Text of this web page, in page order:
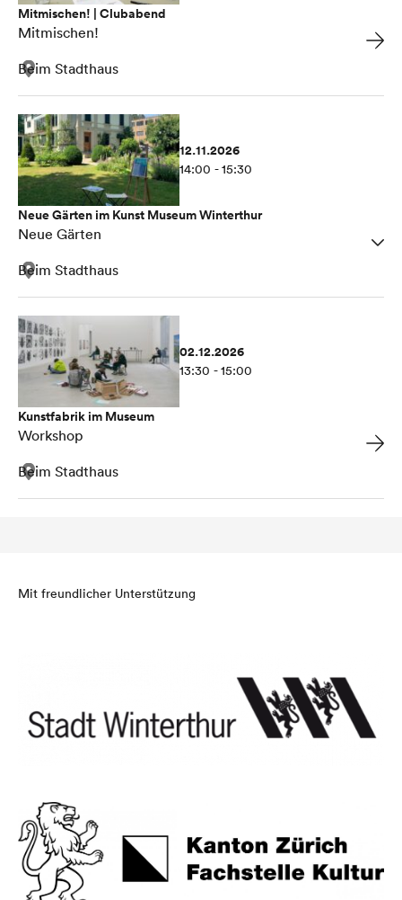
Mitmischen! | Clubabend
Mitmischen!
Beim Stadthaus
12.11.2026
14:00 - 15:30
Neue Gärten im Kunst Museum Winterthur
Neue Gärten
Beim Stadthaus
02.12.2026
13:30 - 15:00
Kunstfabrik im Museum
Workshop
Beim Stadthaus
Mit freundlicher Unterstützung